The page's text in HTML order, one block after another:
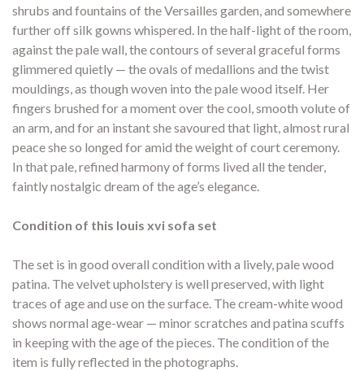
shrubs and fountains of the Versailles garden, and somewhere
further off silk gowns whispered. In the half-light of the room,
against the pale wall, the contours of several graceful forms
glimmered quietly — the ovals of medallions and the twist
mouldings, as though woven into the pale wood itself. Her
fingers brushed for a moment over the cool, smooth volute of
an arm, and for an instant she savoured that light, almost rural
peace she so longed for amid the weight of court ceremony.
In that pale, refined harmony of forms lived all the tender,
faintly nostalgic dream of the age’s elegance.
Condition of this louis xvi sofa set
The set is in good overall condition with a lively, pale wood
patina. The velvet upholstery is well preserved, with light
traces of age and use on the surface. The cream-white wood
shows normal age-wear — minor scratches and patina scuffs
in keeping with the age of the pieces. The condition of the
item is fully reflected in the photographs.